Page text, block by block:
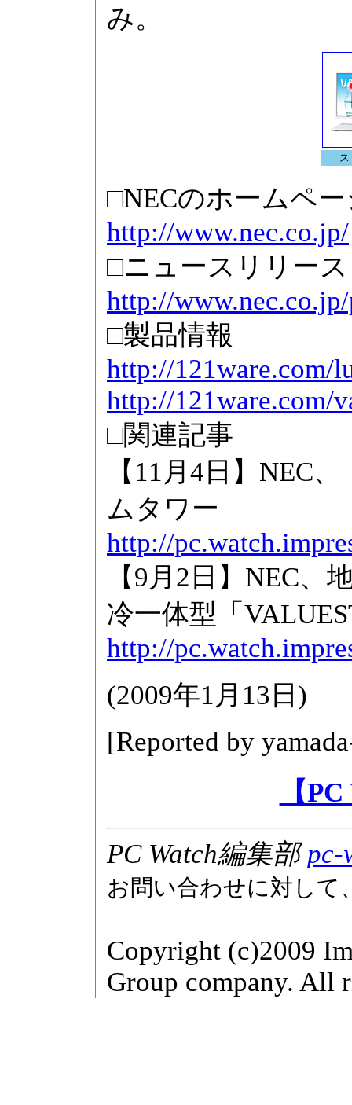
み。
□NECのホームペ
http://www.nec.co.jp/
□ニュースリリース
http://
□製品情報
http://121ware.com/
http://121ware.com/
□関連記事
【11月4日】NEC
ムタワー
http://
【9月2日】NEC、
冷一体型「
http://
(2009年1月13日 )
[Reported by
【
PC Watch編集部pc-
お問い合わせに対して
Copyright (c)2009
Group company. All